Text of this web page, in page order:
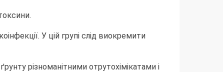
У цій групі слід виокремити
різноманітними отрутохімікатами і